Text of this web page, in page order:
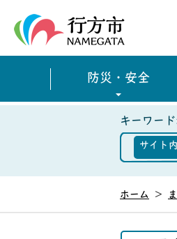
防災・安全
キーワー
サイト
ホーム >